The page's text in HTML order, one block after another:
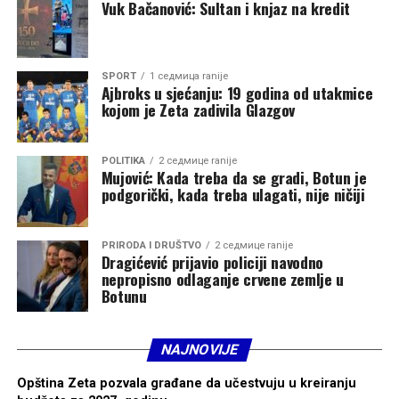
prostor okupljanja i postaje novo poprište sukoba.
Budućnost Srpske pravoslavne crkve u Crnoj Gori
zavisiće od toga da li ostaje duhovni oslonac svog naroda
ili postaje još jedno polje političkog nadmetanja koje će
Vučić iskoristiti za dobijanje političkog uticaja.
Vuk Bačanović: Sultan i knjaz na kredit
SPORT 1 седмица ranije
Ajbroks u sjećanju: 19 godina od utakmice
kojom je Zeta zadivila Glazgov
POLITIKA 2 седмице ranije
Mujović: Kada treba da se gradi, Botun je
podgorički, kada treba ulagati, nije ničiji
PRIRODA I DRUŠTVO 2 седмице ranije
Dragićević prijavio policiji navodno
nepropisno odlaganje crvene zemlje u
Botunu
NAJNOVIJE
Opština Zeta pozvala građane da učestvuju u kreiranju